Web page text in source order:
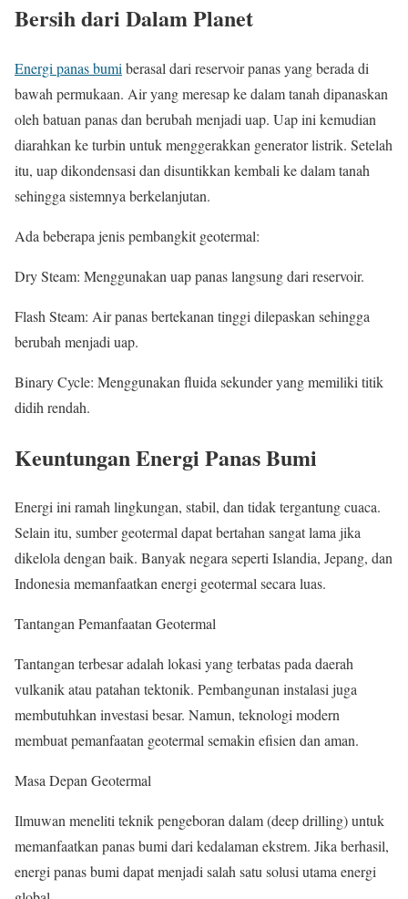
Bersih dari Dalam Planet
Energi panas bumi berasal dari reservoir panas yang berada di
bawah permukaan. Air yang meresap ke dalam tanah dipanaskan
oleh batuan panas dan berubah menjadi uap. Uap ini kemudian
diarahkan ke turbin untuk menggerakkan generator listrik. Setelah
itu, uap dikondensasi dan disuntikkan kembali ke dalam tanah
sehingga sistemnya berkelanjutan.
Ada beberapa jenis pembangkit geotermal:
Dry Steam: Menggunakan uap panas langsung dari reservoir.
Flash Steam: Air panas bertekanan tinggi dilepaskan sehingga
berubah menjadi uap.
Binary Cycle: Menggunakan fluida sekunder yang memiliki titik
didih rendah.
Keuntungan Energi Panas Bumi
Energi ini ramah lingkungan, stabil, dan tidak tergantung cuaca.
Selain itu, sumber geotermal dapat bertahan sangat lama jika
dikelola dengan baik. Banyak negara seperti Islandia, Jepang, dan
Indonesia memanfaatkan energi geotermal secara luas.
Tantangan Pemanfaatan Geotermal
Tantangan terbesar adalah lokasi yang terbatas pada daerah
vulkanik atau patahan tektonik. Pembangunan instalasi juga
membutuhkan investasi besar. Namun, teknologi modern
membuat pemanfaatan geotermal semakin efisien dan aman.
Masa Depan Geotermal
Ilmuwan meneliti teknik pengeboran dalam (deep drilling) untuk
memanfaatkan panas bumi dari kedalaman ekstrem. Jika berhasil,
energi panas bumi dapat menjadi salah satu solusi utama energi